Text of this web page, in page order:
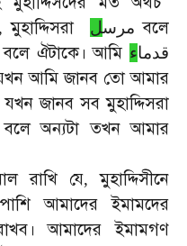
,মুহাদ্দিসরা مرسل
বলে
বলে ঐটাকে। আমি قدماء
আমি জানব তো আমার
যখন জানব সব মুহাদ্দিসরা
বলে অন্যটা তখন আমার
রাখি যে,মুহাদ্দিসীনে
আমাদের
ইমামদের
আমাদের
ইমামগণ